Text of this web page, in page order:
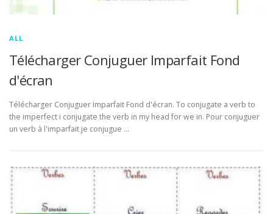
ALL
Télécharger Conjuguer Imparfait Fond
d'écran
Télécharger Conjuguer Imparfait Fond d'écran. To conjugate a verb to
the imperfect i conjugate the verb in my head for we in. Pour conjuguer
un verb à l'imparfait je conjugue …